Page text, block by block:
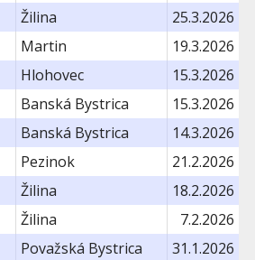
Žilina
25.3.2026
Martin
19.3.2026
Hlohovec
15.3.2026
Banská Bystrica
15.3.2026
Banská Bystrica
14.3.2026
Pezinok
21.2.2026
Žilina
18.2.2026
Žilina
7.2.2026
Považská Bystrica
31.1.2026